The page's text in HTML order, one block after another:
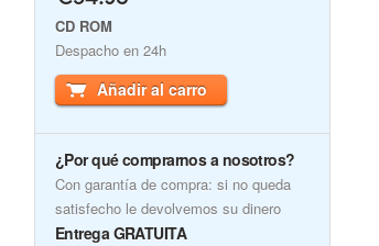
CD ROM
Despacho en 24h
Añadir al carro
¿Por qué comprarnos a nosotros?
Con garantía de compra: si no queda
satisfecho le devolvemos su dinero
Entrega GRATUITA